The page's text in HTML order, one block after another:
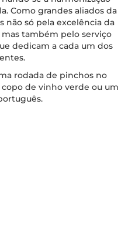
Como grandes aliados da
não só pela excelência da
também pelo serviço
dedicam a cada um dos
rodada de pinchos no
de vinho verde ou um